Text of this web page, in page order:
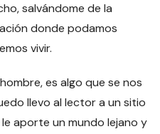
salvándome de la
donde podamos
vivir.
es algo que se nos
llevo al lector a un sitio
aporte un mundo lejano y